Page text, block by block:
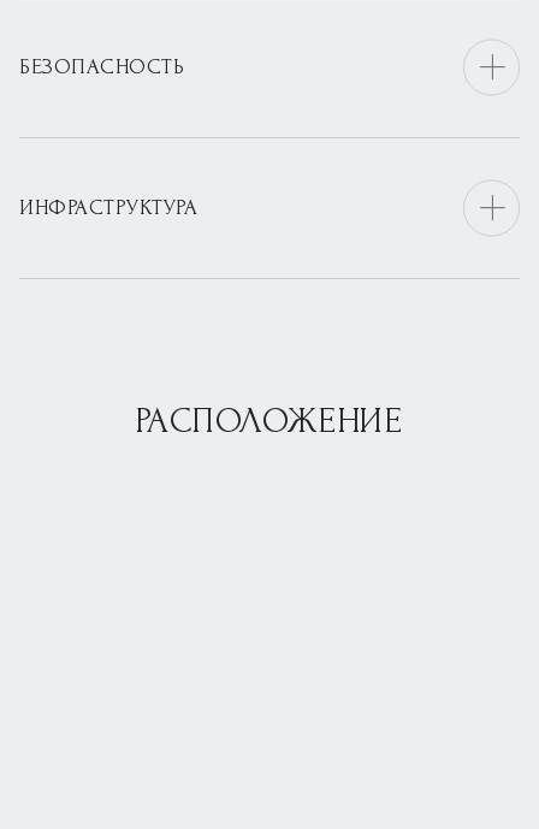
БЕЗОПАСНОСТЬ
ИНФРАСТРУКТУРА
РАСПОЛОЖЕНИЕ